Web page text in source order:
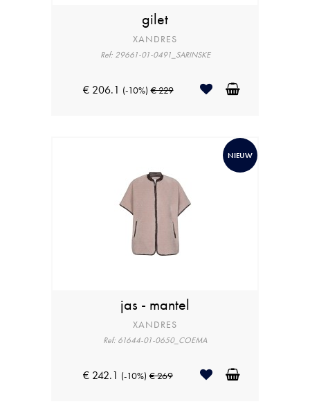
gilet
XANDRES
Ref: 29661-01-0491_SARINSKE
€ 206.1 (-10%) € 229
NIEUW
jas - mantel
XANDRES
Ref: 61644-01-0650_COEMA
€ 242.1 (-10%) € 269